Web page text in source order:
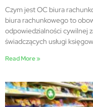
Czym jest OC biura
biura rachunkowego to
odpowiedzialności cywilnej
świadczących usługi
Read More »